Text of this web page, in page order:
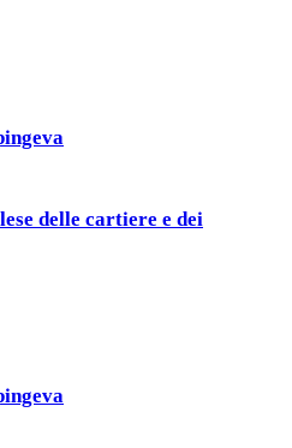
delle cartiere e dei